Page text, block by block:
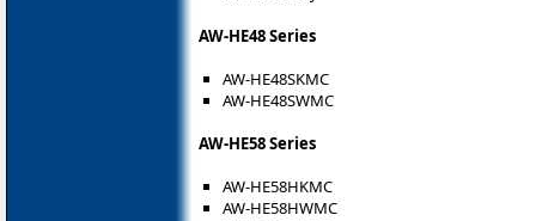
AW-HE48 Series
AW-HE48SKMC
AW-HE48SWMC
AW-HE58 Series
AW-HE58HKMC
AW-HE58HWMC